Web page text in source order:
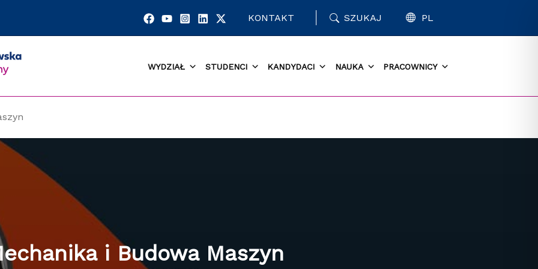
KONTAKT SZUKAJ PL
WYDZIAŁ STUDENCI KANDYDACI NAUKA PRACOWNICY
i Budowa Maszyn